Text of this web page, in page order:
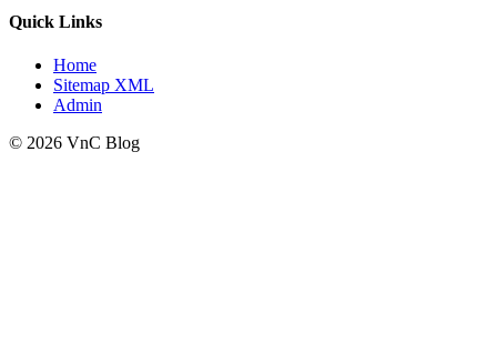
Quick Links
Home
Sitemap XML
Admin
© 2026 VnC Blog